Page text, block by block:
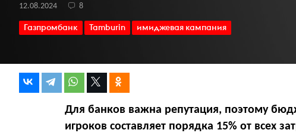
12.08.2024 8
Газпромбанк Tamburin имиджевая кампания
Для банков важна репутация, поэтому
игроков составляет порядка 15% от всех